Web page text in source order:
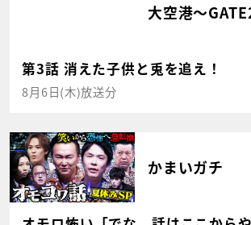
大空港～
第3話 消えた子供と兎を追え！
8月6日(木)放送分
かまいガチ